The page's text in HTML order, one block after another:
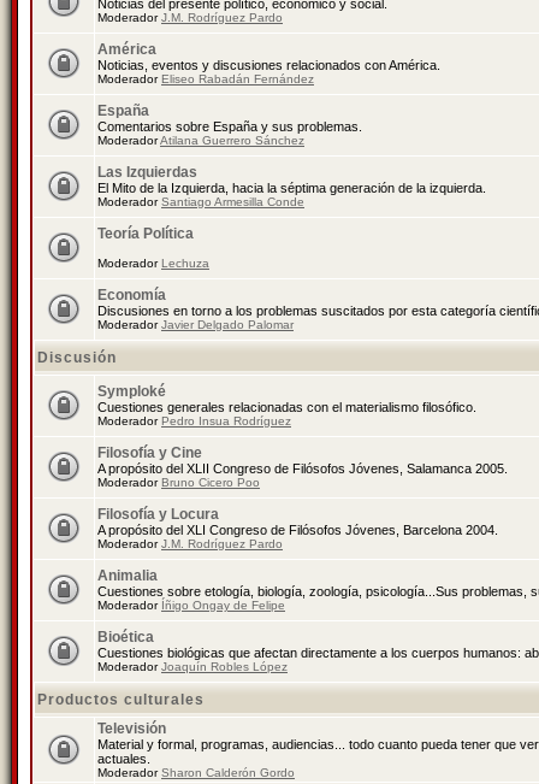
Noticias del presente político, económico y social.
ModeradorJ.M. Rodríguez Pardo
América
Noticias, eventos y discusiones relacionados con América.
ModeradorEliseo Rabadán Fernández
España
Comentarios sobre España y sus problemas.
ModeradorAtilana Guerrero Sánchez
Las Izquierdas
El Mito de la Izquierda, hacia la séptima generación de la izquierda.
ModeradorSantiago Armesilla Conde
Teoría Política
ModeradorLechuza
Economía
Discusiones en torno a los problemas suscitados por esta categoría
ModeradorJavier Delgado Palomar
Discusión
Symploké
Cuestiones generales relacionadas con el materialismo filosófico.
ModeradorPedro Insua Rodríguez
Filosofía y Cine
A propósito del XLII Congreso de Filósofos Jóvenes, Salamanca 2005.
ModeradorBruno Cicero Poo
Filosofía y Locura
A propósito del XLI Congreso de Filósofos Jóvenes, Barcelona 2004.
ModeradorJ.M. Rodríguez Pardo
Animalia
Cuestiones sobre etología, biología, zoología, psicología...Sus problemas,
Moderador Íñigo Ongay de Felipe
Bioética
Cuestiones biológicas que afectan directamente a los cuerpos humanos:
ModeradorJoaquín Robles López
Productos culturales
Televisión
Material y formal, programas, audiencias... todo cuanto pueda tener que
actuales.
ModeradorSharon Calderón Gordo